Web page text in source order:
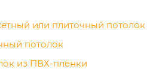
или плиточный потолок
потолок
из ПВХ-плёнки